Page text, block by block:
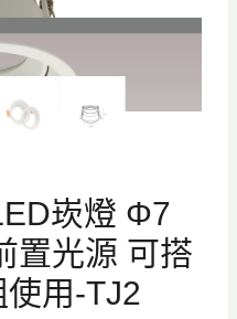
崁燈 Φ7
置光源 可搭
用-TJ2